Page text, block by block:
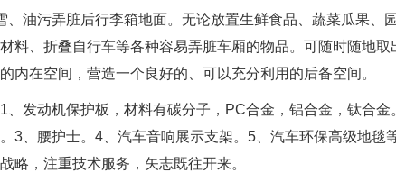
油污弄脏后行李箱地面。无论放置生鲜食品、蔬菜瓜果、
料、折叠自行车等各种容易弄脏车厢的物品。可随时随地
内在空间，营造一个良好的、可以充分利用的后备空间。
发动机保护板，材料有碳分子，PC合金，铝合金，钛合金
3、腰护士。4、汽车音响展示支架。5、汽车环保高级地毯
略，注重技术服务，矢志既往开来。